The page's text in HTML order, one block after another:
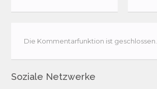
Die Kommentarfunktion ist geschlossen.
Soziale Netzwerke